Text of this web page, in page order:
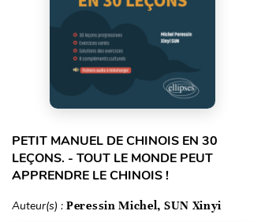
PETIT MANUEL DE CHINOIS EN 30
LEÇONS. - TOUT LE MONDE PEUT
APPRENDRE LE CHINOIS !
Auteur(s) : Peressin Michel, SUN Xinyi